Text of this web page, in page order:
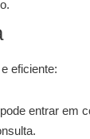
eficiente:
entrar em